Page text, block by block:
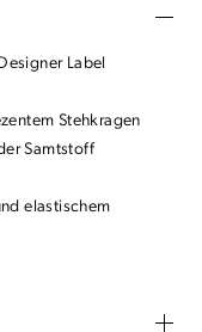
Label
Stehkragen
Samtstoff
elastischem